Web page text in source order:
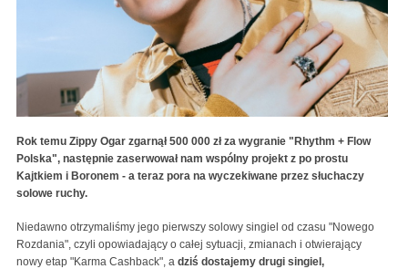
Rok temu Zippy Ogar zgarnął 500 000 zł za wygranie "Rhythm + Flow
Polska", następnie zaserwował nam wspólny projekt z po prostu
Kajtkiem i Boronem - a teraz pora na wyczekiwane przez słuchaczy
solowe ruchy.
Niedawno otrzymaliśmy jego pierwszy solowy singiel od czasu "Nowego
Rozdania", czyli opowiadający o całej sytuacji, zmianach i otwierający
nowy etap "Karma Cashback", a dziś dostajemy drugi singiel,